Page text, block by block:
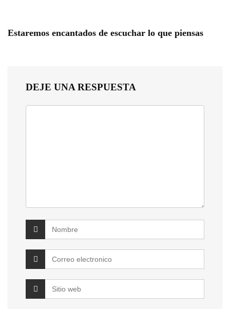
Estaremos encantados de escuchar lo que piensas
DEJE UNA RESPUESTA